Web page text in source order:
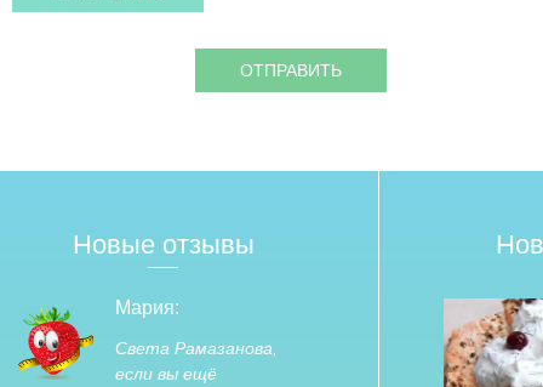
Новые отзывы
Мария:
Света Рамазанова,
если вы ещё